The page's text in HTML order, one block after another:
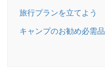
旅行プランを立てよう
キャンプのお勧め必需品